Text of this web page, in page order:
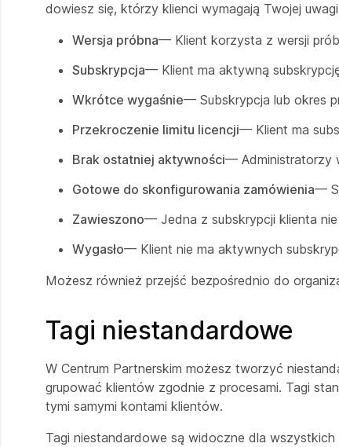
dowiesz się, którzy klienci wymagają Twojej
Wersja próbna— Klient korzysta z wersji
Subskrypcja— Klient ma aktywną
Wkrótce wygaśnie— Subskrypcja lub okres
Przekroczenie limitu licencji— Klient ma
Brak ostatniej aktywności— Administratorzy
Gotowe do skonfigurowania zamówienia—
Zawieszono— Jedna z subskrypcji klienta nie
Wygasło— Klient nie ma aktywnych
Możesz również przejść bezpośrednio do
Tagi niestandardowe
W Centrum Partnerskim możesz tworzyć
grupować klientów zgodnie z procesami. Tagi
tymi samymi kontami klientów.
Tagi niestandardowe są widoczne dla